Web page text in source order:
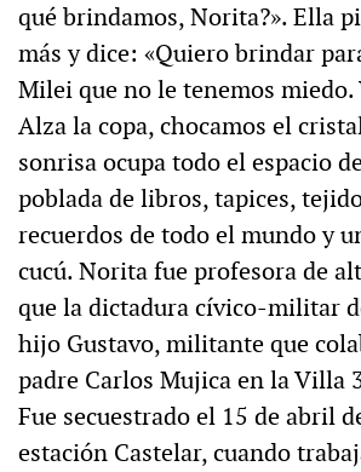
qué brindamos, Norita?». Ella
más y dice: «Quiero brindar
Milei que no le tenemos miedo.
Alza la copa, chocamos el
sonrisa ocupa todo el espacio
poblada de libros, tapices,
recuerdos de todo el mundo y
cucú. Norita fue profesora de
que la dictadura cívico-militar
hijo Gustavo, militante que
padre Carlos Mujica en la Villa
Fue secuestrado el 15 de abril
estación Castelar, cuando